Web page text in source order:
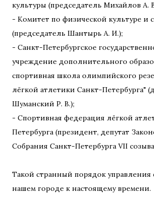
культуры (председатель Михайлов А.
- Комитет по физической культуре и
(председатель Шантырь А. И.);
- Санкт-Петербургское
учреждение дополнительного
спортивная школа олимпийского
лёгкой атлетики Санкт-Петербурга"
Шуманский Р. В.);
- Спортивная федерация лёгкой
Петербурга (президент, депутат
Собрания Санкт-Петербурга VII
Такой странный порядок управления
нашем городе к настоящему времени.